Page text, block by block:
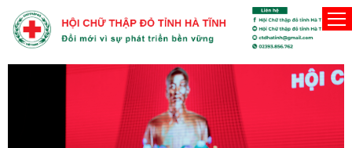
Thứ Sáu, 7/8/2026 Người Hội viên Hội Chữ thập đỏ phải thật sự vì lợi